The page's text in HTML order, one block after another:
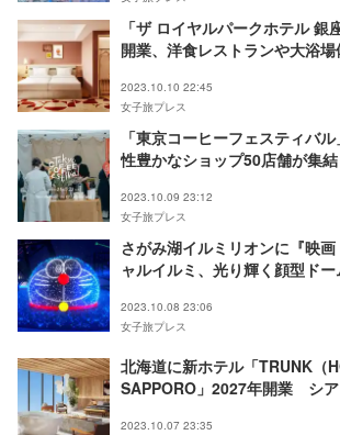
「ザ ロイヤルパークホテル 銀
開業、洋食レストランや大浴
2023.10.10 22:45
女子旅プレス
「東京コーヒーフェスティバ
性豊かなショップ50店舗が集
2023.10.09 23:12
女子旅プレス
さがみ湖イルミリオンに『映
ャルイルミ、光り輝く顔型ド
2023.10.08 23:06
女子旅プレス
北海道に新ホテル「TRUNK（
SAPPORO」2027年開業 シ
2023.10.07 23:35